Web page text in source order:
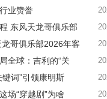
业赞誉
东风天龙哥俱乐部
哥俱乐部2026年客
全球：吉利的“关
词”引领康明斯
场“穿越剧”为啥